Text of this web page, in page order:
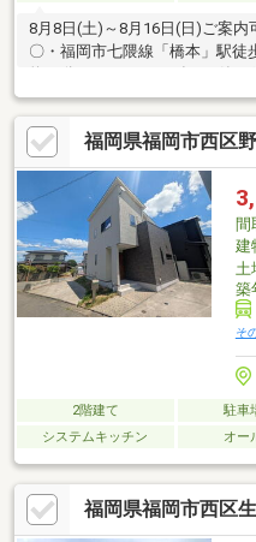
8月8日(土)～8月16日(日)ご案内
〇・福岡市七隈線「橋本」駅徒
約19分・3LDK・2020年3月築
♪♪〇設備〇・オール電化・浴
機・IHクッキングヒーター・お
■リフォーム予定■○ クロス張替
社 〇創業52年〇福岡市中央区
811-801（平日 9時30分～18時
祝日等 9時30～20時）
福岡県福岡市西区
間
建
土
築
そ
2階建て 駐車
システムキッチン
オー
福岡県福岡市西区